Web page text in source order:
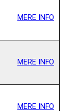
MERE INFO
MERE INFO
MERE INFO